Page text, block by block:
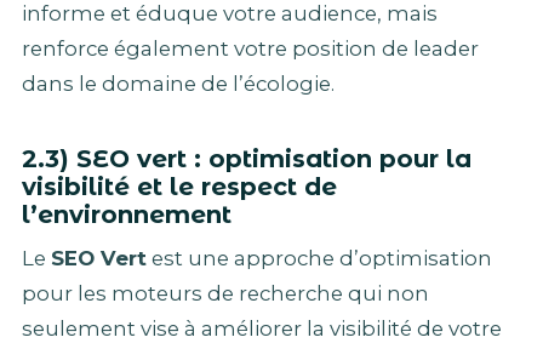
informe et éduque votre audience, mais
renforce également votre position de leader
dans le domaine de l’écologie.
2.3) SEO vert : optimisation pour la
visibilité et le respect de
l’environnement
Le SEO Vert est une approche d’optimisation
pour les moteurs de recherche qui non
seulement vise à améliorer la visibilité de votre